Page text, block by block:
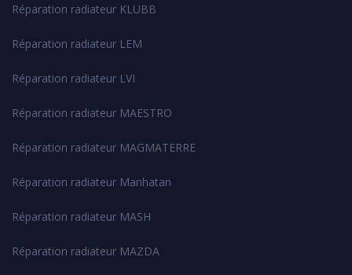
Réparation radiateur KLUBB
Réparation radiateur LEM
Réparation radiateur LVI
Réparation radiateur MAESTRO
Réparation radiateur MAGMATERRE
Réparation radiateur Manhatan
Réparation radiateur MASH
Réparation radiateur MAZDA